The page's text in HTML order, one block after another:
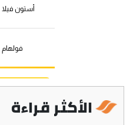
الأكثر قراءة